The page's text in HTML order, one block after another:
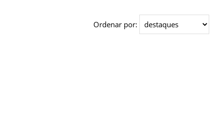
Ordenar por: